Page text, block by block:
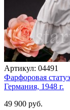
Артикул: 04491
Фарфоровая
Германия, 1948 г.
49 900 руб.